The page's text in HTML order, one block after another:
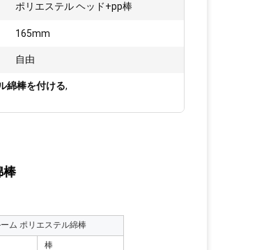
ポリエステル ヘッド+pp棒
165mm
自由
綿棒を付ける,
棒
ム ポリエステル綿棒
棒